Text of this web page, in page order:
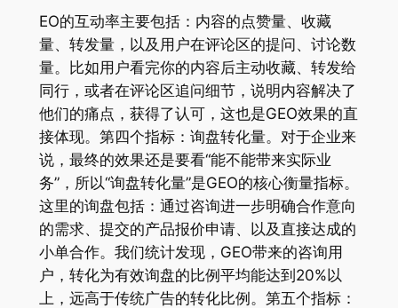
EO的互动率主要包括：内容的点赞量、收藏
量、转发量，以及用户在评论区的提问、讨论数
量。比如用户看完你的内容后主动收藏、转发给
同行，或者在评论区追问细节，说明内容解决了
他们的痛点，获得了认可，这也是GEO效果的直
接体现。第四个指标：询盘转化量。对于企业来
说，最终的效果还是要看“能不能带来实际业
务”，所以“询盘转化量”是GEO的核心衡量指标。
这里的询盘包括：通过咨询进一步明确合作意向
的需求、提交的产品报价申请、以及直接达成的
小单合作。我们统计发现，GEO带来的咨询用
户，转化为有效询盘的比例平均能达到20%以
上，远高于传统广告的转化比例。第五个指标：